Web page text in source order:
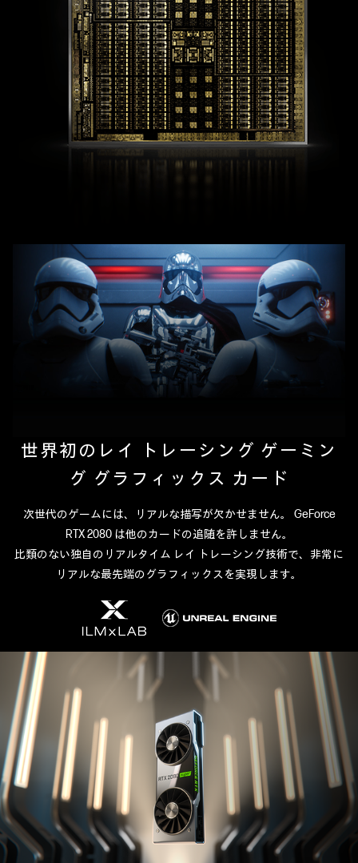
世界初のレイ トレーシング ゲーミン
グ グラフィックス カード
次世代のゲームには、リアルな描写が欠かせません。 GeForce
RTX 2080 は他のカードの追随を許しません。
比類のない独自のリアルタイム レイ トレーシング技術で、非常に
リアルな最先端のグラフィックスを実現します。